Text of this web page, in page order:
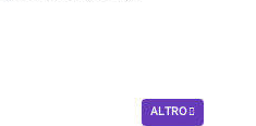
ALTRO